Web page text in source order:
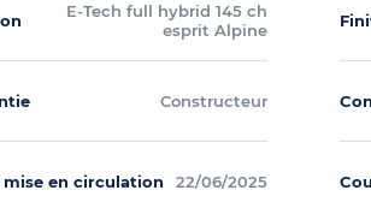
E-Tech full hybrid 145 ch
esprit Alpine
Constructeur
mise en circulation 22/06/2025